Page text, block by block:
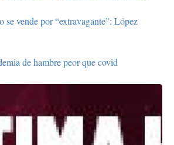
vende por “extravagante”: López
de hambre peor que covid